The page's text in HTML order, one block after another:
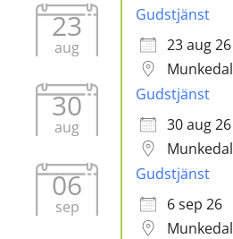
23
aug
Gudstjänst
23 aug 26
Munkedal
30
aug
Gudstjänst
30 aug 26
Munkedal
06
sep
Gudstjänst
6 sep 26
Munkedal